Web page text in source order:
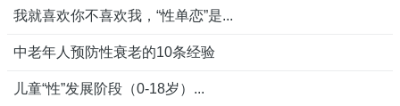
我就喜欢你不喜欢我，“性单恋”是...
中老年人预防性衰老的10条经验
儿童“性”发展阶段（0-18岁）...